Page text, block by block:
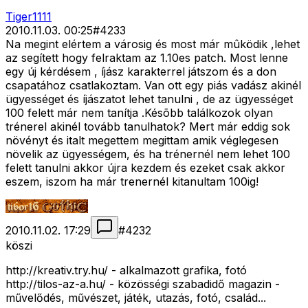
Tiger1111
2010.11.03. 00:25#4233
Na megint elértem a városig és most már mûködik ,lehet
az segített hogy felraktam az 1.10es patch. Most lenne
egy új kérdésem , íjász karakterrel játszom és a don
csapatához csatlakoztam. Van ott egy piás vadász akinél
ügyességet és íjászatot lehet tanulni , de az ügyességet
100 felett már nem tanítja .Késõbb találkozok olyan
trénerel akinél tovább tanulhatok? Mert már eddig sok
növényt és italt megettem megittam amik véglegesen
növelik az ügyességem, és ha trénernél nem lehet 100
felett tanulni akkor újra kezdem és ezeket csak akkor
eszem, iszom ha már trenernél kitanultam 100ig!
2010.11.02. 17:29 #4232
köszi
http://kreativ.try.hu/ - alkalmazott grafika, fotó
http://tilos-az-a.hu/ - közösségi szabadidő magazin -
művelődés, művészet, játék, utazás, fotó, család...